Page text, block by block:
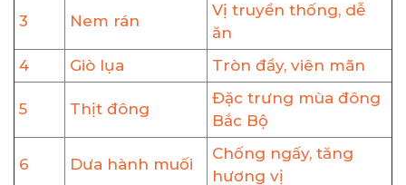
3 Nem rán
Vị truyền thống, dễ
ăn
4
Giò lụa Tròn đầy, viên mãn
5 Thịt đông
Đặc trưng mùa đông
Bắc Bộ
6 Dưa hành muối
Chống ngấy, tăng
hương vị